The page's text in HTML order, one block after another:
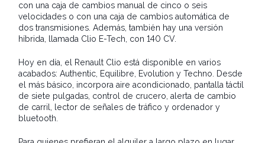
con una caja de cambios manual de cinco o seis
velocidades o con una caja de cambios automática de
dos transmisiones. Además, también hay una versión
híbrida, llamada Clio E-Tech, con 140 CV.
Hoy en día, el Renault Clio está disponible en varios
acabados: Authentic, Equilibre, Evolution y Techno. Desde
el más básico, incorpora aire acondicionado, pantalla táctil
de siete pulgadas, control de crucero, alerta de cambio
de carril, lector de señales de tráfico y ordenador y
bluetooth.